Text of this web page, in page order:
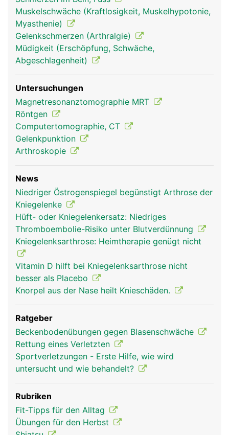
Stossdämpfer dienen. Stabilisiert wird das
Kniegelenk ausserdem durch zwei Kreuzbänder,
die von vorne nach hinten ziehen und sich dabei
überkreuzen, sowie durch die Seitenbänder. Auch
die Kniescheibe wird durch Bänder in Position
gehalten.
Kniegelenk Frau Kniegelenk Mann
Muskelschwäche (Kraftlosigkeit, Muskelhypotonie,
Myasthenie)
Gelenkschmerzen (Arthralgie)
Müdigkeit (Erschöpfung, Schwäche,
Abgeschlagenheit)
Untersuchungen
Magnetresonanztomographie MRT
Röntgen
Computertomographie, CT
Gelenkpunktion
Arthroskopie
News
Niedriger Östrogenspiegel begünstigt Arthrose der
Kniegelenke
Hüft- oder Kniegelenkersatz: Niedriges
Thromboembolie-Risiko unter Blutverdünnung
Kniegelenksarthrose: Heimtherapie genügt nicht
Vitamin D hilft bei Kniegelenksarthrose nicht
besser als Placebo
Knorpel aus der Nase heilt Knieschäden.
Ratgeber
Beckenbodenübungen gegen Blasenschwäche
Rettung eines Verletzten
Sportverletzungen - Erste Hilfe, wie wird
untersucht und wie behandelt?
Rubriken
Fit-Tipps für den Alltag
Übungen für den Herbst